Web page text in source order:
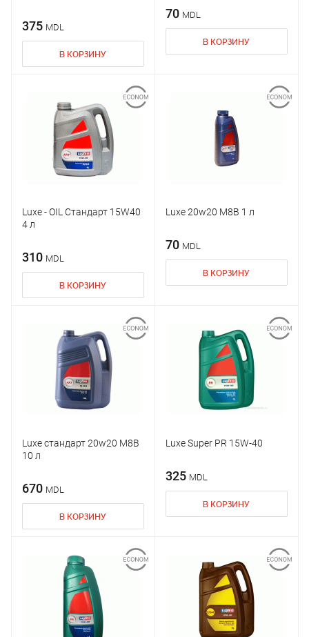
375 MDL
В КОРЗИНУ
70 MDL
В КОРЗИНУ
Luxe - OIL Стандарт 15W40
4 л
310 MDL
В КОРЗИНУ
Luxe 20w20 M8B 1 л
70 MDL
В КОРЗИНУ
Luxe стандарт 20w20 M8B
10 л
670 MDL
В КОРЗИНУ
Luxe Super PR 15W-40
325 MDL
В КОРЗИНУ